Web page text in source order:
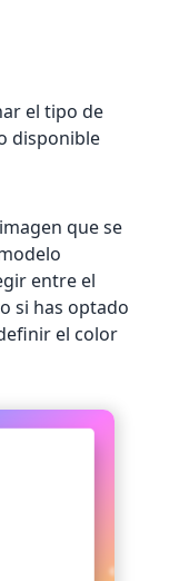
el tipo de
disponible
que se
entre el
si has optado
el color